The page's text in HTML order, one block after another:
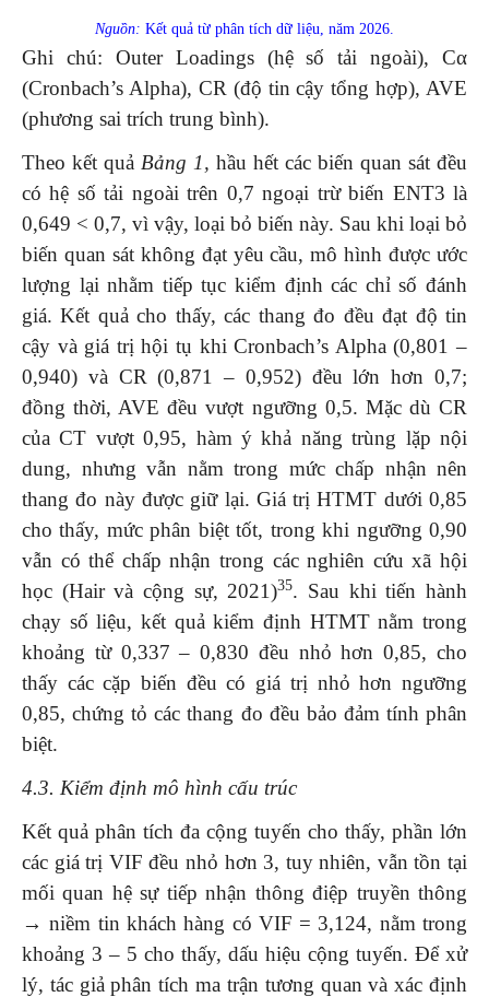
Nguồn: Kết quả từ phân tích dữ liệu, năm 2026.
Ghi chú: Outer Loadings (hệ số tải ngoài), Cα
(Cronbach’s Alpha), CR (độ tin cậy tổng hợp), AVE
(phương sai trích trung bình).
Theo kết quả Bảng 1, hầu hết các biến quan sát đều
có hệ số tải ngoài trên 0,7 ngoại trừ biến ENT3 là
0,649 < 0,7, vì vậy, loại bỏ biến này. Sau khi loại bỏ
biến quan sát không đạt yêu cầu, mô hình được ước
lượng lại nhằm tiếp tục kiểm định các chỉ số đánh
giá. Kết quả cho thấy, các thang đo đều đạt độ tin
cậy và giá trị hội tụ khi Cronbach’s Alpha (0,801 –
0,940) và CR (0,871 – 0,952) đều lớn hơn 0,7;
đồng thời, AVE đều vượt ngưỡng 0,5. Mặc dù CR
của CT vượt 0,95, hàm ý khả năng trùng lặp nội
dung, nhưng vẫn nằm trong mức chấp nhận nên
thang đo này được giữ lại. Giá trị HTMT dưới 0,85
cho thấy, mức phân biệt tốt, trong khi ngưỡng 0,90
vẫn có thể chấp nhận trong các nghiên cứu xã hội
học (Hair và cộng sự, 2021)35. Sau khi tiến hành
chạy số liệu, kết quả kiểm định HTMT nằm trong
khoảng từ 0,337 – 0,830 đều nhỏ hơn 0,85, cho
thấy các cặp biến đều có giá trị nhỏ hơn ngưỡng
0,85, chứng tỏ các thang đo đều bảo đảm tính phân
biệt.
4.3. Kiểm định mô hình cấu trúc
Kết quả phân tích đa cộng tuyến cho thấy, phần lớn
các giá trị VIF đều nhỏ hơn 3, tuy nhiên, vẫn tồn tại
mối quan hệ sự tiếp nhận thông điệp truyền thông
→ niềm tin khách hàng có VIF = 3,124, nằm trong
khoảng 3 – 5 cho thấy, dấu hiệu cộng tuyến. Để xử
lý, tác giả phân tích ma trận tương quan và xác định